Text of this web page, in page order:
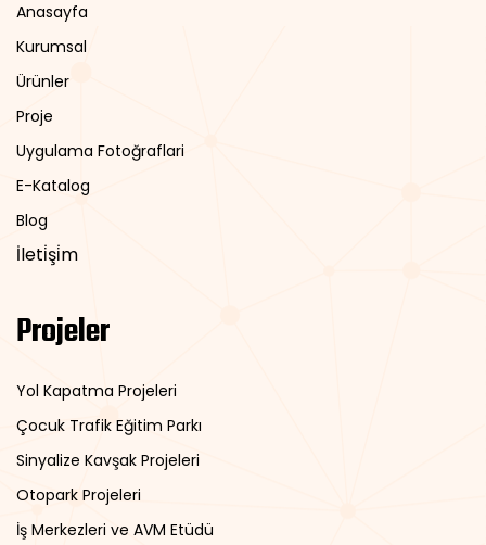
Anasayfa
Kurumsal
Ürünler
Proje
Uygulama Fotoğraflari
E-Katalog
Blog
İleti̇şi̇m
Projeler
Yol Kapatma Projeleri
Çocuk Trafik Eğitim Parkı
Sinyalize Kavşak Projeleri
Otopark Projeleri
İş Merkezleri ve AVM Etüdü